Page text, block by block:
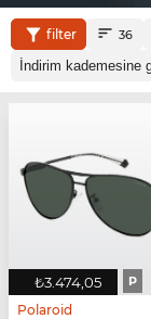
filter 36
₺3.474,05 P
Polaroid